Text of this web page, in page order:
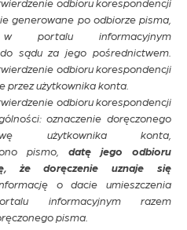
odbioru korespondencji
generowane po odbiorze pisma,
w portalu informacyjnym
sądu za jego pośrednictwem.
odbioru korespondencji
przez użytkownika konta.
odbioru korespondencji
oznaczenie doręczonego
użytkownika konta,
pismo, datę jego odbioru
że doręczenie uznaje się
o dacie umieszczenia
informacyjnym razem
pisma.